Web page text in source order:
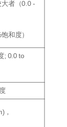
者（0.0 -
和度）
; 0.0 to
，